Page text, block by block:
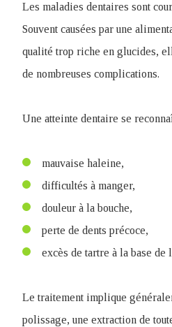
Les maladies dentaires sont
Souvent causées par une
qualité trop riche en glucides,
de nombreuses complications.
Une atteinte dentaire se
mauvaise haleine,
difficultés à manger,
douleur à la bouche,
perte de dents précoce,
excès de tartre à la base de
Le traitement implique
polissage, une extraction de